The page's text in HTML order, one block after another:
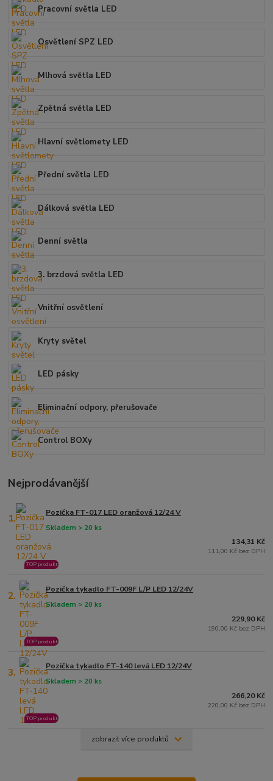
Pracovní světla LED
Osvětlení SPZ LED
Mlhová světla LED
Zpětná světla LED
Hlavní světlomety LED
Přední světla LED
Dálková světla LED
Denní světla
3. brzdová světla LED
Vnitřní osvětlení
Kryty světel
LED pásky
Eliminační odpory, přerušovače
Control BOXy
Nejprodávanější
1. Pozička FT-017 LED oranžová 12/24 V
Skladem > 20 ks
TOP produkt
134,31 Kč
111,00 Kč bez DPH
2. Pozička tykadlo FT-009F L/P LED 12/24V
Skladem > 20 ks
TOP produkt
229,90 Kč
190,00 Kč bez DPH
3. Pozička tykadlo FT-140 levá LED 12/24V
Skladem > 20 ks
TOP produkt
266,20 Kč
220,00 Kč bez DPH
zobrazit více produktů